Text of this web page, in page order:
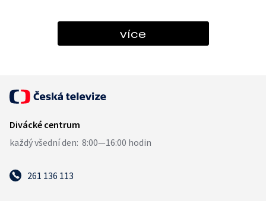
více
261 136 113